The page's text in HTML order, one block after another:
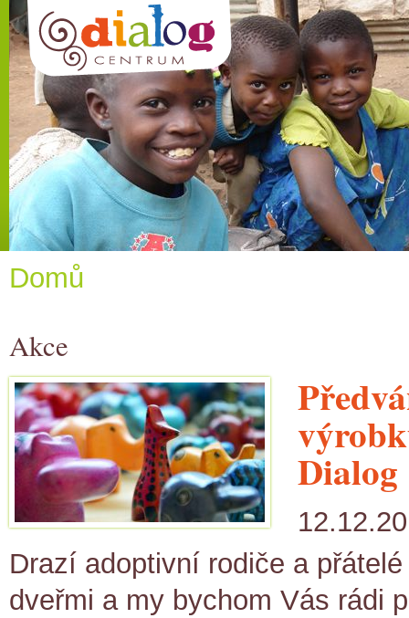
Domů
Akce
Dialog
Drazí adoptivní rodiče a
dveřmi a my bychom Vás rádi